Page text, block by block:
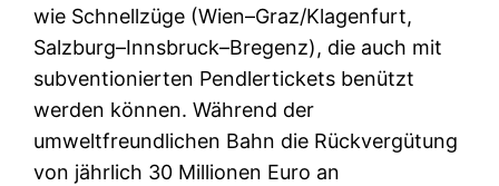
wie Schnellzüge (Wien–Graz/Klagenfurt,
Salzburg–Innsbruck–Bregenz), die auch mit
subventionierten Pendlertickets benützt
werden können. Während der
umweltfreundlichen Bahn die Rückvergütung
von jährlich 30 Millionen Euro an